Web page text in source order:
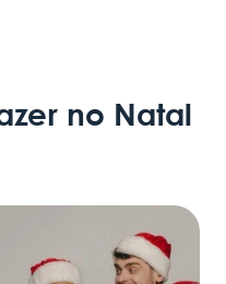
no Natal